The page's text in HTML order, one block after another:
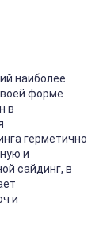
наиболее
форме
в
герметично
и
сайдинг, в
и